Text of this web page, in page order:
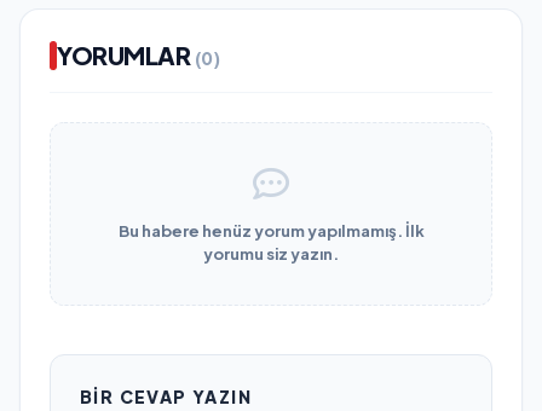
YORUMLAR (0)
Bu habere henüz yorum yapılmamış. İlk
yorumu siz yazın.
BIR CEVAP YAZIN